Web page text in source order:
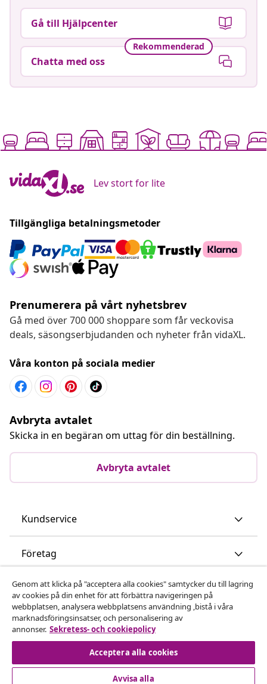
Gå till Hjälpcenter
Rekommenderad
Chatta med oss
Lev stort for lite
Tillgängliga betalningsmetoder
Prenumerera på vårt nyhetsbrev
Gå med över 700 000 shoppare som får veckovisa
deals, säsongserbjudanden och nyheter från vidaXL.
Våra konton på sociala medier
Avbryta avtalet
Skicka in en begäran om uttag för din beställning.
Avbryta avtalet
Kundservice
Företag
vidaXL
Upptäck mer
Genom att klicka på "acceptera alla cookies" samtycker du till lagring
av cookies på din enhet för att förbättra navigeringen på
webbplatsen, analysera webbplatsens användning ,bistå i våra
marknadsföringsinsatser, och personalisering av
annonser. Sekretess- och cookiepolicy
Acceptera alla cookies
Avvisa alla